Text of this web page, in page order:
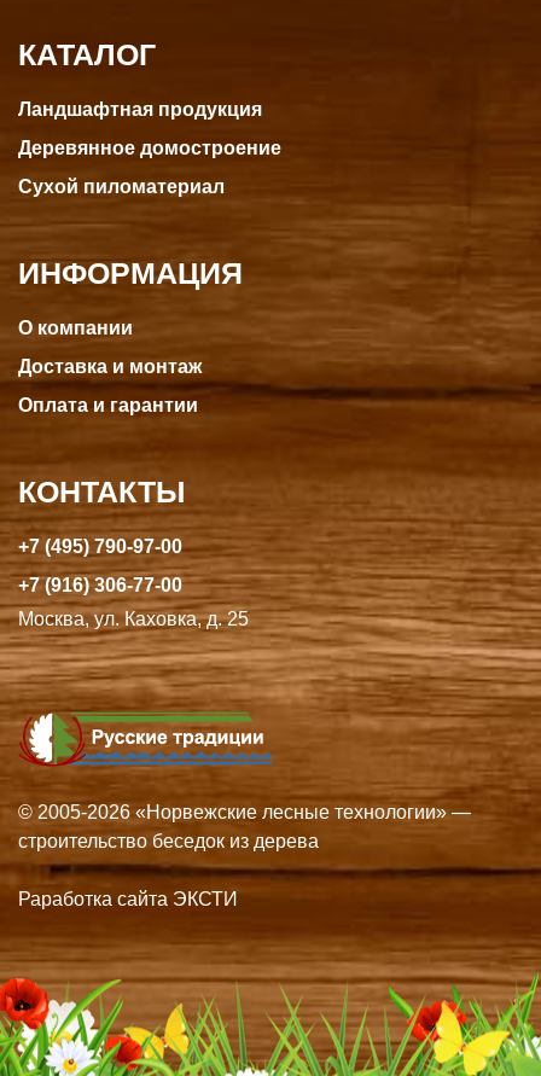
КАТАЛОГ
Ландшафтная продукция
Деревянное домостроение
Сухой пиломатериал
ИНФОРМАЦИЯ
О компании
Доставка и монтаж
Оплата и гарантии
КОНТАКТЫ
+7 (495) 790-97-00
+7 (916) 306-77-00
Москва, ул. Каховка, д. 25
© 2005-2026 «Норвежские лесные технологии» —
строительство беседок из дерева
Раработка сайта ЭКСТИ